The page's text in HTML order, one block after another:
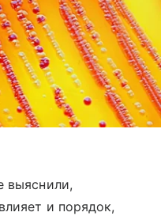
выяснили,
и порядок,